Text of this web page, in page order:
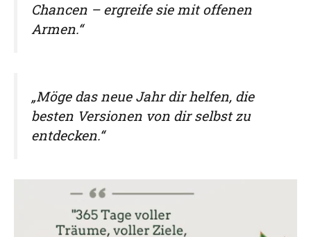
Chancen – ergreife sie mit offenen
Armen.“
„Möge das neue Jahr dir helfen, die
besten Versionen von dir selbst zu
entdecken.“